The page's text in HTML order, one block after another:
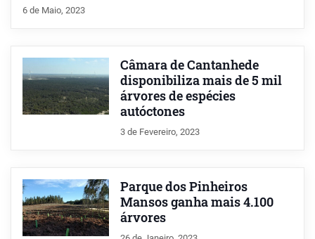
6 de Maio, 2023
Câmara de Cantanhede
disponibiliza mais de 5 mil
árvores de espécies
autóctones
3 de Fevereiro, 2023
Parque dos Pinheiros
Mansos ganha mais 4.100
árvores